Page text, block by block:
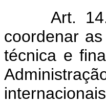
Art. 14.
coordenar
técnica e